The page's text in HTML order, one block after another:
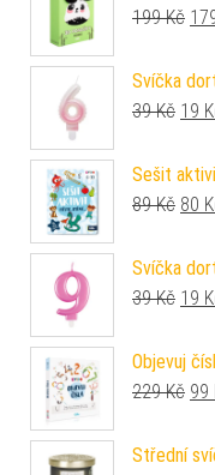
199Kč
Svíčka
39Kč 19
Sešit
89Kč 80
Svíčka
39Kč 19
Objevuj
229Kč 99
Střední